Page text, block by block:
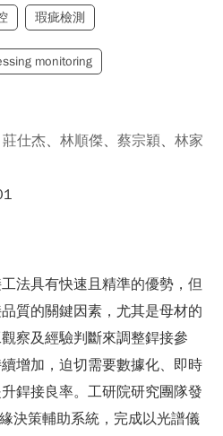
瑕疵檢測
monitoring
莊仕杰、 林順傑、 蔡宗穎、 林家
法具有快速且精準的優勢，但
質的關鍵因素，尤其是母材的
察及經驗判斷來調整銲接參
增加，迫切需要數據化、即時
銲接良率。工研院研究團隊發
決策輔助系統，完成以光譜儀